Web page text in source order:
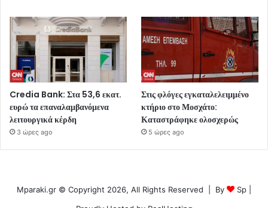
Credia Bank: Στα 53,6 εκατ.
ευρώ τα επαναλαμβανόμενα
λειτουργικά κέρδη
3 ώρες ago
Στις φλόγες εγκαταλελειμμένο
κτήριο στο Μοσχάτο:
Καταστράφηκε ολοσχερώς
5 ώρες ago
Mparaki.gr © Copyright 2026, All Rights Reserved | By Sp